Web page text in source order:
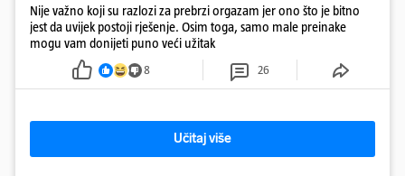
Nije važno koji su razlozi za prebrzi orgazam jer ono što je bitno
jest da uvijek postoji rješenje. Osim toga, samo male preinake
mogu vam donijeti puno veći užitak
8 26
Učitaj više